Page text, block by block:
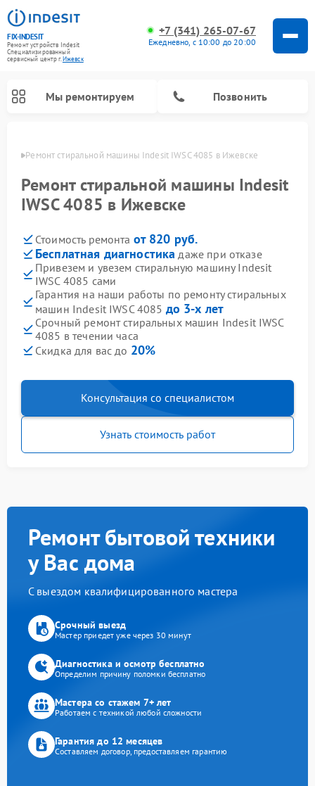
FIX-INDESIT
Ремонт устройств Indesit
Специализированный
cервисный центр г.Ижевск
+7 (341) 265-07-67
Ежедневно, с 10:00 до 20:00
Мы ремонтируем Позвонить
Ремонт стиральной машины Indesit IWSC 4085 в Ижевске
Ремонт стиральной машины Indesit
IWSC 4085 в Ижевске
Стоимость ремонта от 820 руб.
Бесплатная диагностика даже при отказе
Привезем и увезем стиральную машину Indesit
IWSC 4085 сами
Гарантия на наши работы по ремонту стиральных
машин Indesit IWSC 4085 до 3-х лет
Срочный ремонт стиральных машин Indesit IWSC
4085 в течении часа
Скидка для вас до 20%
Консультация со специалистом
Узнать стоимость работ
Ремонт бытовой техники
у Вас дома
С выездом квалифицированного мастера
Срочный выезд
Мастер приедет уже через 30 минут
Диагностика и осмотр бесплатно
Определим причину поломки бесплатно
Мастера со стажем 7+ лет
Работаем с техникой любой сложности
Гарантия до 12 месяцев
Составляем договор, предоставляем гарантию